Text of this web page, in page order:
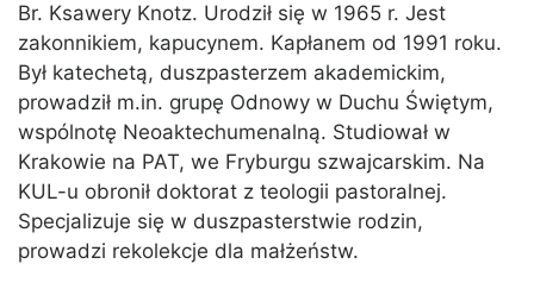
Br. Ksawery Knotz. Urodził się w 1965 r. Jest
zakonnikiem, kapucynem. Kapłanem od 1991 roku.
Był katechetą, duszpasterzem akademickim,
prowadził m.in. grupę Odnowy w Duchu Świętym,
wspólnotę Neoaktechumenalną. Studiował w
Krakowie na PAT, we Fryburgu szwajcarskim. Na
KUL-u obronił doktorat z teologii pastoralnej.
Specjalizuje się w duszpasterstwie rodzin,
prowadzi rekolekcje dla małżeństw.